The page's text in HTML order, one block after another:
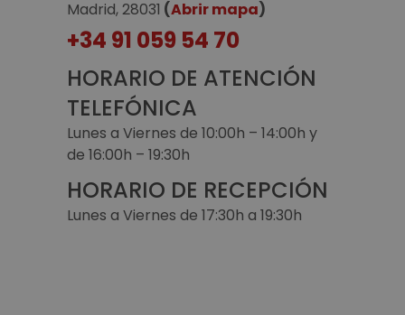
Madrid, 28031 (Abrir mapa)
+34 91 059 54 70
HORARIO DE ATENCIÓN
TELEFÓNICA
Lunes a Viernes de 10:00h – 14:00h y
de 16:00h – 19:30h
HORARIO DE RECEPCIÓN
Lunes a Viernes de 17:30h a 19:30h